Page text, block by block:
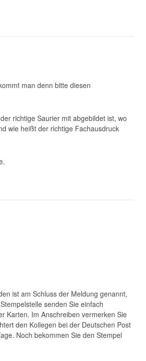
man denn bitte diesen
richtige Saurier mit abgebildet ist, wo
wie heißt der richtige Fachausdruck
ist am Schluss der Meldung genannt,
senden Sie einfach
Karten. Im Anschreiben vermerken Sie
den Kollegen bei der Deutschen Post
Noch bekommen Sie den Stempel